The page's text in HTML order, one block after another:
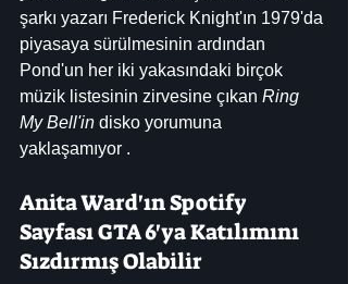
şarkı yazarı Frederick Knight'ın 1979'da
piyasaya sürülmesinin ardından
Pond'un her iki yakasındaki birçok
müzik listesinin zirvesine çıkan Ring
My Bell'in disko yorumuna
yaklaşamıyor .
Anita Ward'ın Spotify
Sayfası GTA 6'ya Katılımını
Sızdırmış Olabilir